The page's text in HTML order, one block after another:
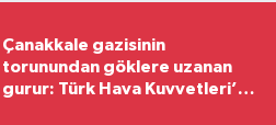
Çanakkale gazisinin
torunundan göklere uzanan
gurur: Türk Hava Kuvvetleri’nin